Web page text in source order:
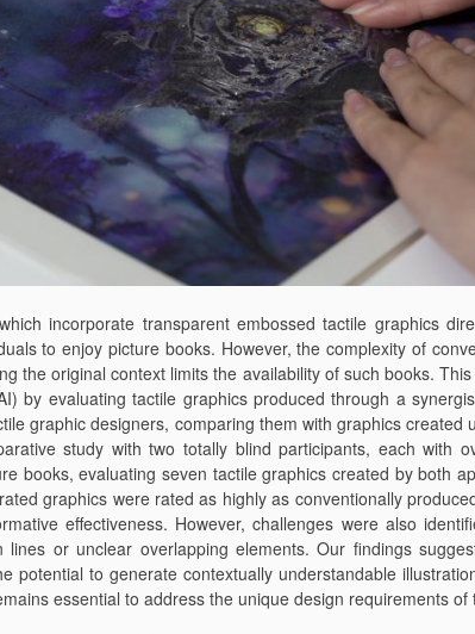
incorporate transparent embossed tactile graphics
to enjoy picture books. However, the complexity of
the original context limits the availability of such books.
by evaluating tactile graphics produced through a
graphic designers, comparing them with graphics created
study with two totally blind participants, each with
books, evaluating seven tactile graphics created by both
graphics were rated as highly as conventionally
effectiveness. However, challenges were also
or unclear overlapping elements. Our findings
potential to generate contextually understandable
essential to address the unique design requirements of